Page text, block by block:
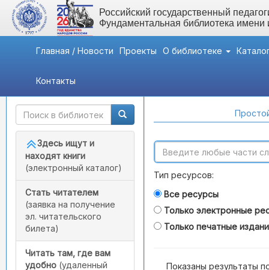
Российский государственный
Фундаментальная библиотека
Главная / Новости Проекты О библиотеке
Контакты
Быстрый доступ
Здесь ищут и
находят книги
(электронный каталог)
Стать читателем
(заявка на получение
эл. читательского
билета)
Читать там, где вам
удобно (удаленный
Тип ресурсов:
Все ресурсы
Только электронные
Только печатные
Показаны результаты